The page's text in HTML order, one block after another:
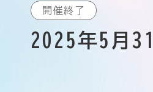
2025年5月